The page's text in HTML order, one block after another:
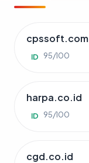
cpssoft.com
ID 95/100
harpa.co.id
ID 95/100
cgd.co.id